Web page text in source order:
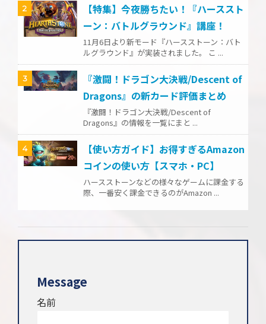
2
【特集】今夜勝ちたい！『ハーススト
ーン：バトルグラウンド』講座！
11月6日より新モード『ハースストーン：バト
ルグラウンド』が実装されました。 こ ...
3
『激闘！ドラゴン大決戦/Descent of
Dragons』の新カード評価まとめ
『激闘！ドラゴン大決戦/Descent of
Dragons』の情報を一覧にまと ...
4
【使い方ガイド】お得すぎるAmazon
コインの使い方【スマホ・PC】
ハースストーンなどの様々なゲームに課金する
際、一番安く課金できるのがAmazon ...
Message
名前